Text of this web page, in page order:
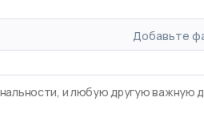
Добавьте